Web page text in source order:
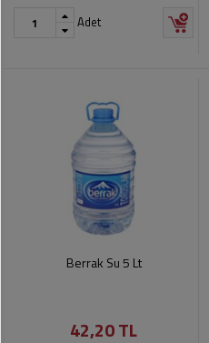
Adet
Berrak Su 5 Lt
42,20 TL